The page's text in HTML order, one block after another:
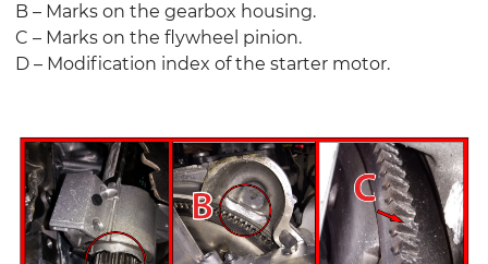
B – Marks on the gearbox housing.
C – Marks on the flywheel pinion.
D – Modification index of the starter motor.